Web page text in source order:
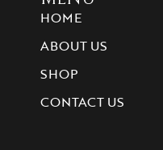
HOME
ABOUT US
SHOP
CONTACT US